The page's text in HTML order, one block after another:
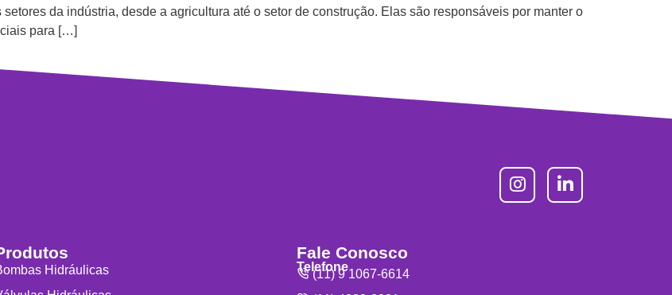
da indústria, desde a agricultura até o setor de construção. Elas são responsáveis por manter o
para […]
Hidráulicas
Fale Conosco
Telefone
(11) 9 1067-6614